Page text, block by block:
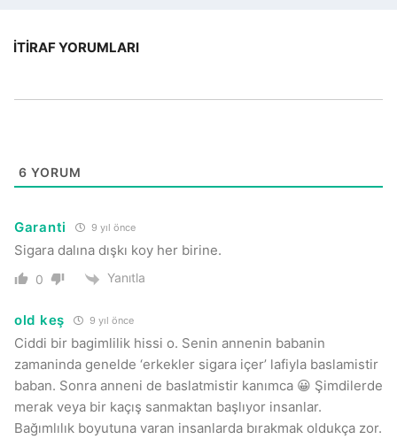
İTIRAF YORUMLARI
6 YORUM
Garanti 9 yıl önce
Sigara dalına dışkı koy her birine.
0 Yanıtla
old keş 9 yıl önce
Ciddi bir bagimlilik hissi o. Senin annenin babanin
zamaninda genelde ‘erkekler sigara içer’ lafiyla baslamistir
baban. Sonra anneni de baslatmistir kanımca 😀 Şimdilerde
merak veya bir kaçış sanmaktan başlıyor insanlar.
Bağımlılık boyutuna varan insanlarda bırakmak oldukça zor.